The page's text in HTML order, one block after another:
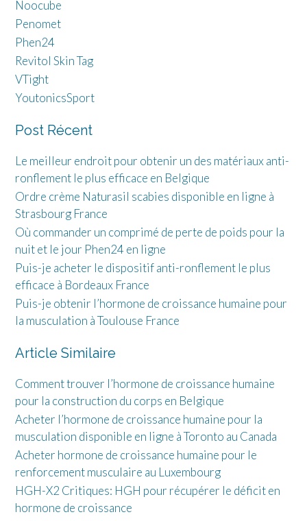
Noocube
Penomet
Phen24
Revitol Skin Tag
VTight
YoutonicsSport
Post Récent
Le meilleur endroit pour obtenir un des matériaux anti-
ronflement le plus efficace en Belgique
Ordre crème Naturasil scabies disponible en ligne à
Strasbourg France
Où commander un comprimé de perte de poids pour la
nuit et le jour Phen24 en ligne
Puis-je acheter le dispositif anti-ronflement le plus
efficace à Bordeaux France
Puis-je obtenir l’hormone de croissance humaine pour
la musculation à Toulouse France
Article Similaire
Comment trouver l’hormone de croissance humaine
pour la construction du corps en Belgique
Acheter l’hormone de croissance humaine pour la
musculation disponible en ligne à Toronto au Canada
Acheter hormone de croissance humaine pour le
renforcement musculaire au Luxembourg
HGH-X2 Critiques: HGH pour récupérer le déficit en
hormone de croissance